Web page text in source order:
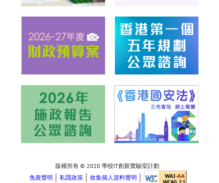
版權所有 © 2020 學校IT創新實驗室計劃
免責聲明
私隱政策 收集個人資料聲明